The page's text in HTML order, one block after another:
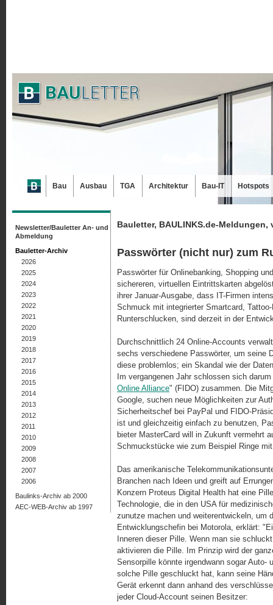
Bauletter, BAULINKS.de-Meldungen,
Passwörter (nicht nur) zum
Passwörter für Onlinebanking, Shopping
sichereren, virtuellen Eintrittskarten
ihrer Januar-Ausgabe, dass IT-Firmen
Schmuck mit integrierter Smartcard,
Runterschlucken, sind derzeit in der
Durchschnittlich 24 Online-Accounts
sechs verschiedene Passwörter, um seine
diese problemlos; ein Skandal wie der
Im vergangenen Jahr schlossen sich
Online Alliance" (FIDO) zusam­men. Die
Google, suchen neue Möglichkeiten zur
Sicherheitschef bei PayPal und FIDO-
ist und gleichzeitig einfach zu benutzen,
bieter MasterCard will in Zukunft vermehrt
Schmuckstücke wie zum Beispiel Ringe
Das amerikanische
Branchen nach Ideen und greift auf
Konzern Proteus Digital Health hat eine
Technologie, die in den USA für
zunutze machen und weiterentwickeln, um
Entwicklungschefin bei Motorola, erklärt:
Inneren dieser Pille. Wenn man sie
aktivieren die Pille. Im Prinzip wird der
Sensorpille könnte irgendwann sogar
solche Pille geschluckt hat, kann seine
Gerät erkennt dann anhand des
jeder Cloud-Account seinen Besitzer:
Newsletter/Bauletter An- und
Abmeldung
Bauletter-Archiv
2026
2025
2024
2023
2022
2021
2020
2019
2018
2017
2016
2015
2014
2013
2012
2011
2010
2009
2008
2007
2006
Baulinks-Archiv ab 2000
AEC-WEB-Archiv ab 1997
Bau Ausbau TGA Architektur Bau-IT Hotspots